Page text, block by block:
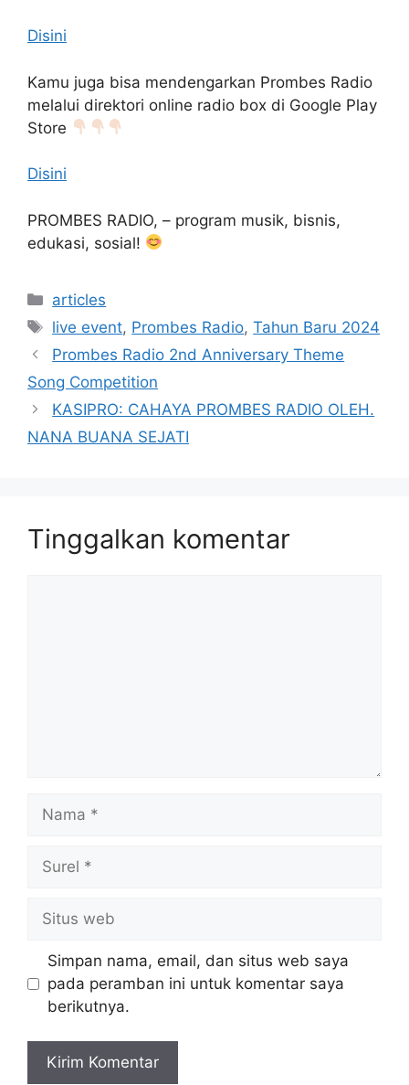
Disini
Kamu juga bisa mendengarkan Prombes Radio
melalui direktori online radio box di Google Play
Store
Disini
PROMBES RADIO, – program musik, bisnis,
edukasi, sosial!
Kategori
articles
Tag
live event, Prombes Radio,Tahun Baru 2024
Prombes Radio 2nd Anniversary Theme
Song Competition
KASIPRO: CAHAYA PROMBES RADIO OLEH.
NANA BUANA SEJATI
Tinggalkan komentar
web
Simpan nama, email, dan situs web saya
pada peramban ini untuk komentar saya
berikutnya.